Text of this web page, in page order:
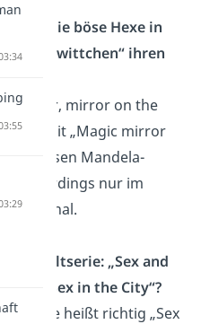
die böse Hexe in
ihren
„Mirror, mirror on the
mit „Magic mirror
Diesen Mandela-
allerdings nur im
Original.
die Kultserie: „Sex and
oder „Sex in the City“?
Serie heißt richtig „Sex